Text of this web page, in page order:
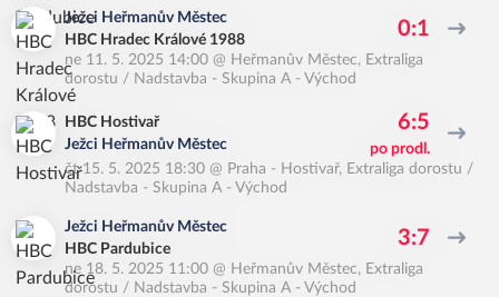
Ježci Heřmanův Městec
HBC Hradec Králové 1988
0:1
ne 11. 5. 2025 14:00 @ Heřmanův Městec, Extraliga
dorostu / Nadstavba - Skupina A - Východ
HBC Hostivař
Ježci Heřmanův Městec
6:5
po prodl.
čt 15. 5. 2025 18:30 @ Praha - Hostivař, Extraliga dorostu /
Nadstavba - Skupina A - Východ
Ježci Heřmanův Městec
HBC Pardubice
3:7
ne 18. 5. 2025 11:00 @ Heřmanův Městec, Extraliga
dorostu / Nadstavba - Skupina A - Východ